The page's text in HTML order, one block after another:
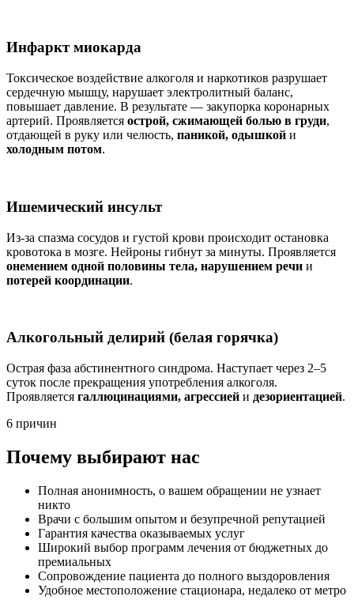
Инфаркт миокарда
Токсическое воздействие алкоголя и наркотиков разрушает
сердечную мышцу, нарушает электролитный баланс,
повышает давление. В результате — закупорка коронарных
артерий. Проявляется острой, сжимающей болью в груди,
отдающей в руку или челюсть, паникой, одышкой и
холодным потом.
Ишемический инсульт
Из-за спазма сосудов и густой крови происходит остановка
кровотока в мозге. Нейроны гибнут за минуты. Проявляется
онемением одной половины тела, нарушением речи и
потерей координации.
Алкогольный делирий (белая горячка)
Острая фаза абстинентного синдрома. Наступает через 2–5
суток после прекращения употребления алкоголя.
Проявляется галлюцинациями, агрессией и дезориентацией.
6 причин
Почему выбирают нас
Полная анонимность, о вашем обращении не узнает
никто
Врачи с большим опытом и безупречной репутацией
Гарантия качества оказываемых услуг
Широкий выбор программ лечения от бюджетных до
премиальных
Сопровождение пациента до полного выздоровления
Удобное местоположение стационара, недалеко от метро